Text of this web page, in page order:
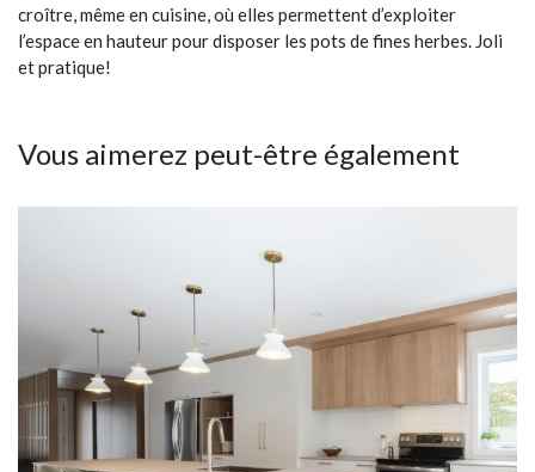
croître, même en cuisine, où elles permettent d’exploiter
l’espace en hauteur pour disposer les pots de fines herbes. Joli
et pratique!
Vous aimerez peut-être également